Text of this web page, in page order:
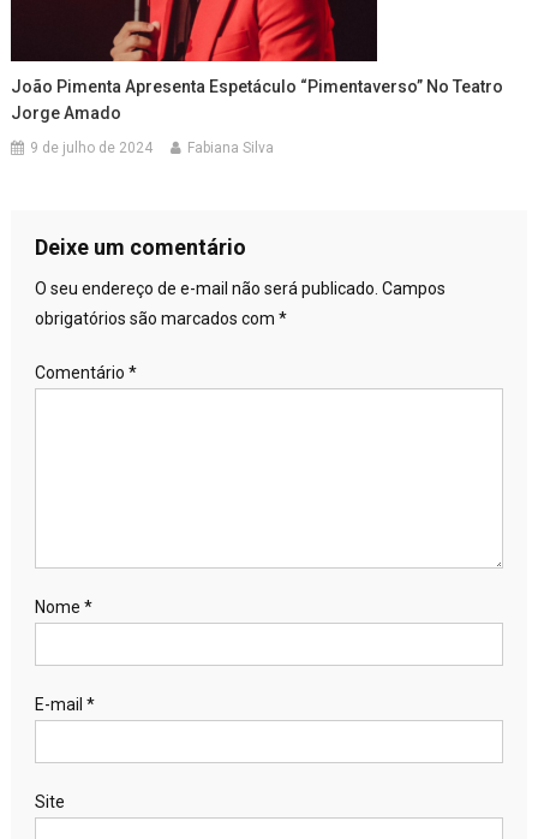
João Pimenta Apresenta Espetáculo “Pimentaverso” No Teatro
Jorge Amado
9 de julho de 2024 Fabiana Silva
Deixe um comentário
O seu endereço de e-mail não será publicado. Campos
obrigatórios são marcados com *
Comentário *
Nome *
E-mail *
Site